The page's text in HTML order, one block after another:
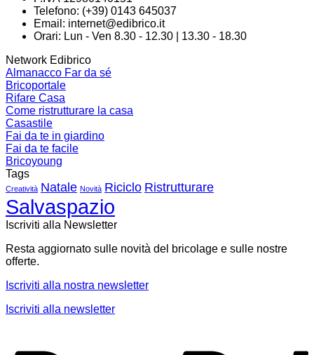
Telefono: (+39) 0143 645037
Email: internet@edibrico.it
Orari: Lun - Ven 8.30 - 12.30 | 13.30 - 18.30
Network Edibrico
Almanacco Far da sé
Bricoportale
Rifare Casa
Come ristrutturare la casa
Casastile
Fai da te in giardino
Fai da te facile
Bricoyoung
Tags
Creatività Natale Novità Riciclo Ristrutturare
Salvaspazio
Iscriviti alla Newsletter
Resta aggiornato sulle novità del bricolage e sulle nostre
offerte.
Iscriviti alla nostra newsletter
Iscriviti alla newsletter